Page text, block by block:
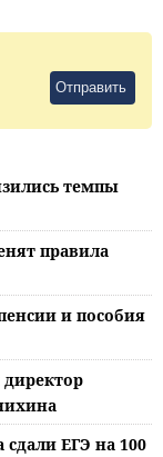
Отправить
темпы
правила
и пособия
ЕГЭ на 100